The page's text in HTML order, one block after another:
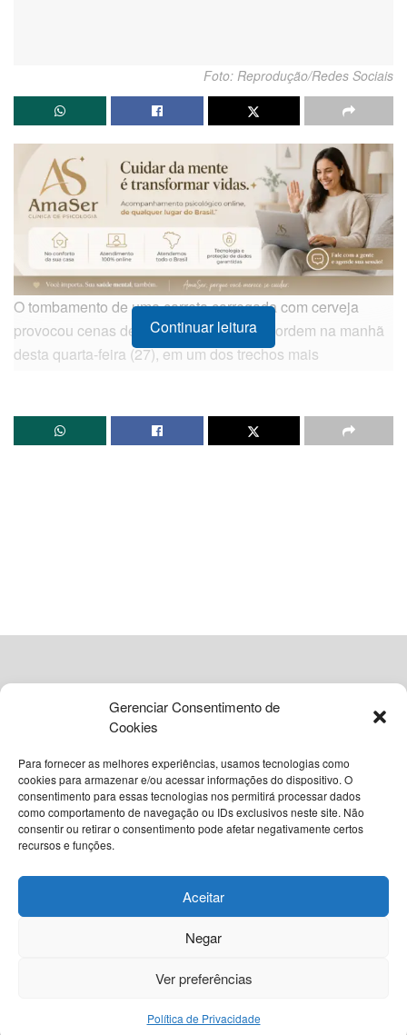
Gerenciar Consentimento de
Cookies
Para fornecer as melhores experiências, usamos tecnologias como
cookies para armazenar e/ou acessar informações do dispositivo. O
consentimento para essas tecnologias nos permitirá processar dados
como comportamento de navegação ou IDs exclusivos neste site. Não
consentir ou retirar o consentimento pode afetar negativamente certos
recursos e funções.
Aceitar
Negar
Ver preferências
Política de Privacidade
Foto: Reprodução/Redes Sociais
O tombamento de uma carreta carregada com cerveja
provocou cenas de grande tumulto e desordem na manhã
desta quarta-feira (27), em um dos trechos mais
viaduto que interliga a rodovia federal ao município de
Candeias.
completa das equipes de resgate e das autoridades
policiais, dezenas de pessoas iniciaram uma corrida para
recolher as bebidas.
LeiaTambém
Bebê nasce empelicado em Santo Antônio de
Jesus e emociona equipe médica
Ataque a tiros deixa duas pessoas feridas no
centro de Feira de Santana
7 DE AGOSTO DE 2026
Continuar leitura
© 2026Grupo VIA365 Comunicação Estratégica
Navegue pelo nosso site
Política Editorial do InstantBA
Política de Privacidade